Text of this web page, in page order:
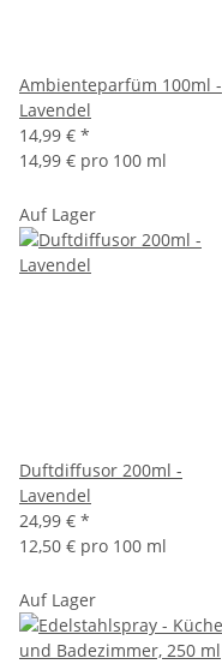
Ambienteparfüm 100ml -
Lavendel
14,99 € *
14,99 € pro 100 ml
Auf Lager
Duftdiffusor 200ml -
Lavendel
24,99 € *
12,50 € pro 100 ml
Auf Lager